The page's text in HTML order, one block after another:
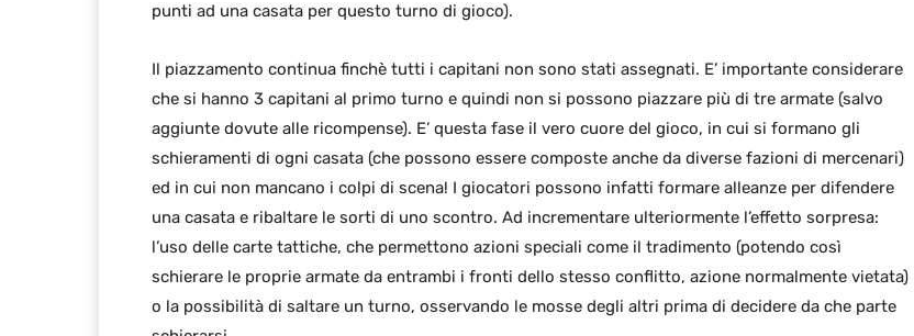
punti ad una casata per questo turno di gioco).
Il piazzamento continua finchè tutti i capitani non sono stati assegnati. E’ importante considerare
che si hanno 3 capitani al primo turno e quindi non si possono piazzare più di tre armate (salvo
aggiunte dovute alle ricompense). E’ questa fase il vero cuore del gioco, in cui si formano gli
schieramenti di ogni casata (che possono essere composte anche da diverse fazioni di mercenari)
ed in cui non mancano i colpi di scena! I giocatori possono infatti formare alleanze per difendere
una casata e ribaltare le sorti di uno scontro. Ad incrementare ulteriormente l’effetto sorpresa:
l’uso delle carte tattiche, che permettono azioni speciali come il tradimento (potendo così
schierare le proprie armate da entrambi i fronti dello stesso conflitto, azione normalmente vietata)
o la possibilità di saltare un turno, osservando le mosse degli altri prima di decidere da che parte